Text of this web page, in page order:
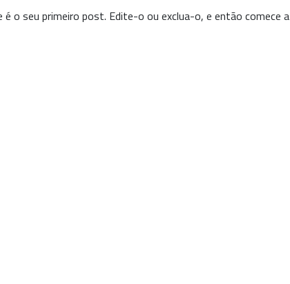
é o seu primeiro post. Edite-o ou exclua-o, e então comece a